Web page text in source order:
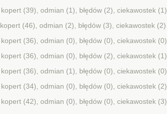
(39), odmian (1), błędów (2), ciekawostek (1)
(46), odmian (2), błędów (3), ciekawostek (2)
(36), odmian (0), błędów (0), ciekawostek (0)
(36), odmian (0), błędów (2), ciekawostek (1)
(36), odmian (1), błędów (0), ciekawostek (0)
(34), odmian (0), błędów (0), ciekawostek (2)
(42), odmian (0), błędów (0), ciekawostek (3)